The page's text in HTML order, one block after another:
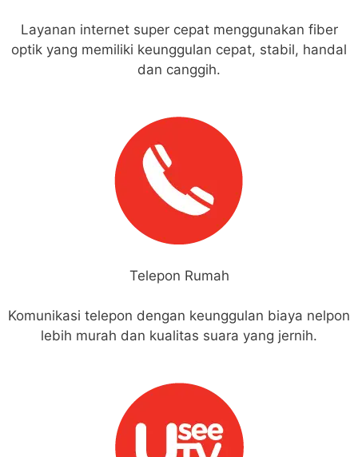
Layanan internet super cepat menggunakan fiber
optik yang memiliki keunggulan cepat, stabil, handal
dan canggih.
Telepon Rumah
Komunikasi telepon dengan keunggulan biaya nelpon
lebih murah dan kualitas suara yang jernih.